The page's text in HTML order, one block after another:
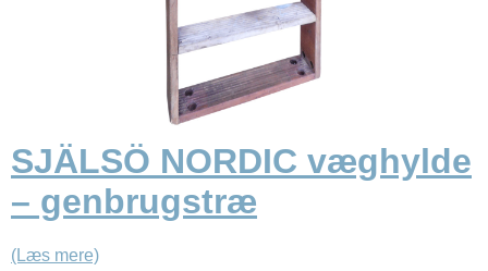
SJÄLSÖ NORDIC væghylde
– genbrugstræ
(Læs mere)